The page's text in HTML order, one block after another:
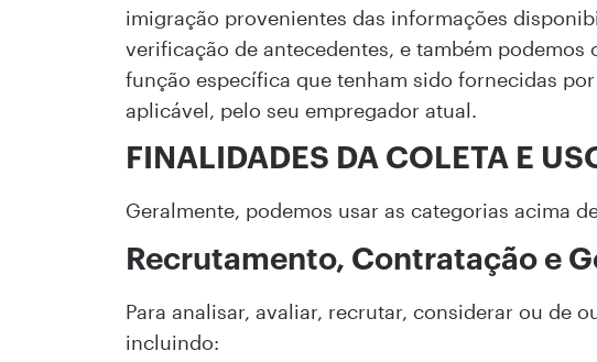
imigração provenientes das informações
verificação de antecedentes, e também
função específica que tenham sido fornecidas
aplicável, pelo seu empregador atual.
FINALIDADES DA COLETA E
Geralmente, podemos usar as categorias acima
Recrutamento, Contratação e
Para analisar, avaliar, recrutar, considerar ou de
incluindo: